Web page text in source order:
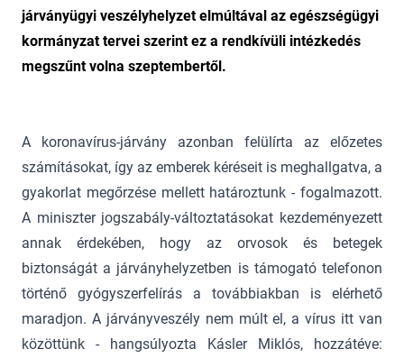
járványügyi veszélyhelyzet elmúltával az egészségügyi
kormányzat tervei szerint ez a rendkívüli intézkedés
megszűnt volna szeptembertől.
A koronavírus-járvány azonban felülírta az előzetes
számításokat, így az emberek kéréseit is meghallgatva, a
gyakorlat megőrzése mellett határoztunk - fogalmazott.
A miniszter jogszabály-változtatásokat kezdeményezett
annak érdekében, hogy az orvosok és betegek
biztonságát a járványhelyzetben is támogató telefonon
történő gyógyszerfelírás a továbbiakban is elérhető
maradjon. A járványveszély nem múlt el, a vírus itt van
közöttünk - hangsúlyozta Kásler Miklós, hozzátéve: